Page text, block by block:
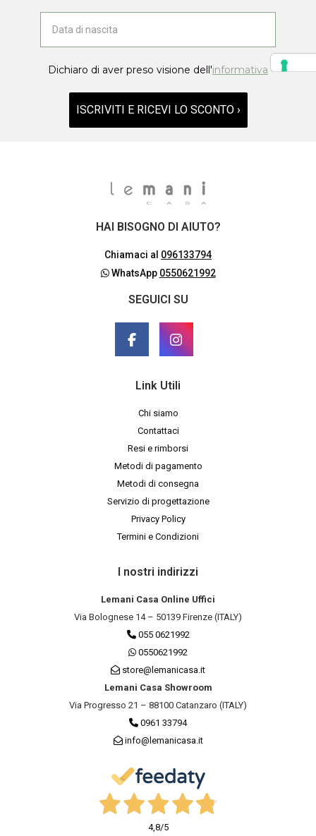
Dichiaro di aver preso visione dell'informativa
ISCRIVITI E RICEVI LO SCONTO ›
HAI BISOGNO DI AIUTO?
Chiamaci al 096133794
WhatsApp 0550621992
SEGUICI SU
Link Utili
Chi siamo
Contattaci
Resi e rimborsi
Metodi di pagamento
Metodi di consegna
Servizio di progettazione
Privacy Policy
Termini e Condizioni
I nostri indirizzi
Lemani Casa Online Uffici
Via Bolognese 14 – 50139 Firenze (ITALY)
055 0621992
0550621992
store@lemanicasa.it
Lemani Casa Showroom
Via Progresso 21 – 88100 Catanzaro (ITALY)
0961 33794
info@lemanicasa.it
4,8/5